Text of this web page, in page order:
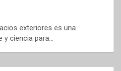
exteriores es una
ciencia para…